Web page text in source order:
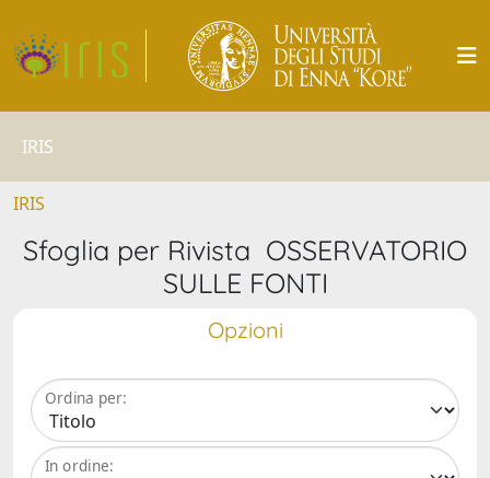
IRIS
IRIS
Sfoglia per Rivista OSSERVATORIO
SULLE FONTI
Opzioni
Ordina per:
In ordine: